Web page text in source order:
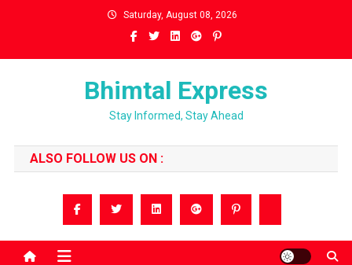
Saturday, August 08, 2026
Bhimtal Express
Stay Informed, Stay Ahead
ALSO FOLLOW US ON :